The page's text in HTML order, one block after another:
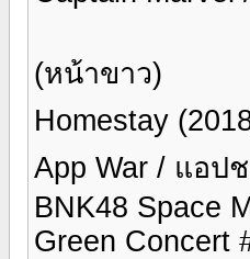
(หน้าขาว)
Homestay
App War / แอป
BNK48 Space
Green Concert